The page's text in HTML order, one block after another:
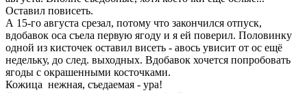
Оставил повисеть.
А 15-го августа срезал, потому что закончился отпуск,
вдобавок оса съела первую ягоду и я ей поверил. Половинку
одной из кисточек оставил висеть - авось увисит от ос ещё
недельку, до след. выходных. Вдобавок хочется попробовать
ягоды с окрашенными косточками.
Кожица нежная, съедаемая - ура!